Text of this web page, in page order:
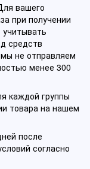
вашего
при получении
средств
не отправляем
менее 300
каждой группы
товара на нашем
после
согласно